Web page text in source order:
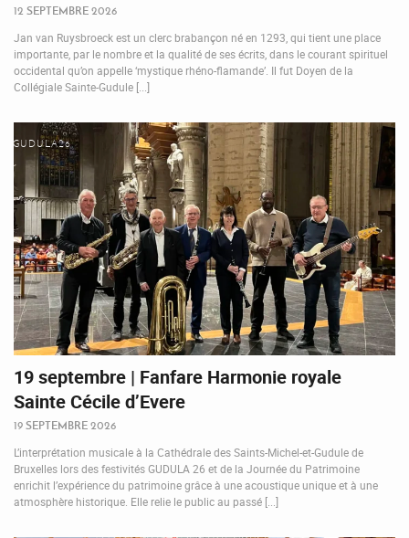
12 SEPTEMBRE 2026
Jan van Ruysbroeck est un clerc brabançon né en 1293, qui tient une place
importante, par le nombre et la qualité de ses écrits, dans le courant spirituel
occidental qu’on appelle ‘mystique rhéno-flamande’. Il fut Doyen de la
Collégiale Sainte-Gudule [...]
GUDULA26
19 septembre | Fanfare Harmonie royale
Sainte Cécile d’Evere
19 SEPTEMBRE 2026
L’interprétation musicale à la Cathédrale des Saints-Michel-et-Gudule de
Bruxelles lors des festivités GUDULA 26 et de la Journée du Patrimoine
enrichit l’expérience du patrimoine grâce à une acoustique unique et à une
atmosphère historique. Elle relie le public au passé [...]